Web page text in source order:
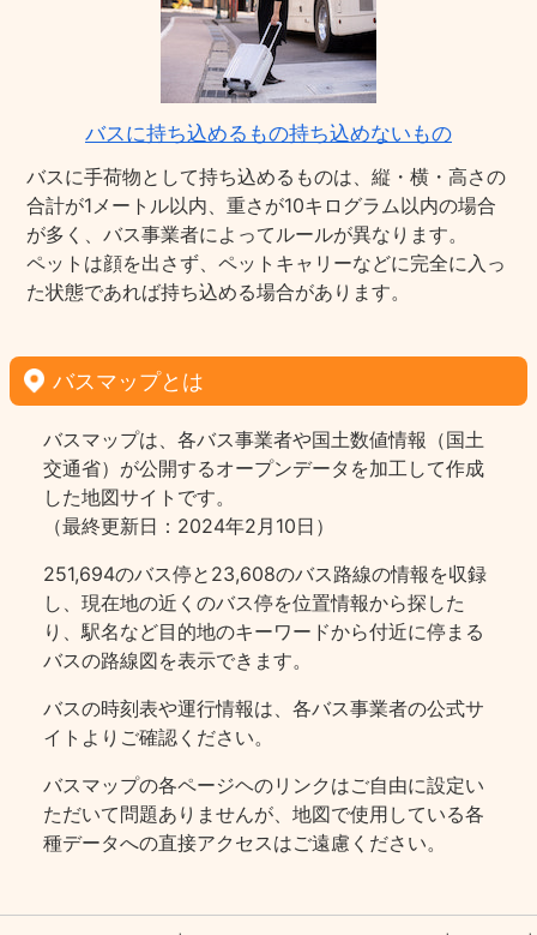
バスに持ち込めるもの持ち込めないもの
バスに手荷物として持ち込めるものは、縦・横・高さの
合計が1メートル以内、重さが10キログラム以内の場合
が多く、バス事業者によってルールが異なります。
ペットは顔を出さず、ペットキャリーなどに完全に入っ
た状態であれば持ち込める場合があります。
バスマップとは
バスマップは、各バス事業者や国土数値情報（国土
交通省）が公開するオープンデータを加工して作成
した地図サイトです。
（最終更新日：2024年2月10日）
251,694のバス停と23,608のバス路線の情報を収録
し、現在地の近くのバス停を位置情報から探した
り、駅名など目的地のキーワードから付近に停まる
バスの路線図を表示できます。
バスの時刻表や運行情報は、各バス事業者の公式サ
イトよりご確認ください。
バスマップの各ページヘのリンクはご自由に設定い
ただいて問題ありませんが、地図で使用している各
種データへの直接アクセスはご遠慮ください。